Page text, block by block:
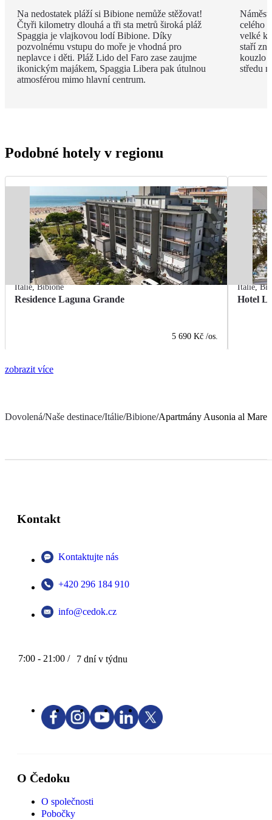
Na nedostatek pláží si Bibione nemůže stěžovat!
Čtyři kilometry dlouhá a tři sta metrů široká pláž
Spaggia je vlajkovou lodí Bibione. Díky
pozvolnému vstupu do moře je vhodná pro
neplavce i děti. Pláž Lido del Faro zase zaujme
ikonickým majákem, Spaggia Libera pak útulnou
atmosférou mimo hlavní centrum.
celého
velké
staří
kouzlo
středu
Podobné hotely v regionu
Itálie,Bibione
Residence Laguna Grande
5 690 Kč /os.
Itálie,
Hotel
zobrazit více
Dovolená/Naše destinace/Itálie/Bibione/Apartmány Ausonia al Mare
Kontakt
Kontaktujte nás
+420 296 184 910
info@cedok.cz
7:00 - 21:00 / 7 dní v týdnu
O Čedoku
O společnosti
Pobočky